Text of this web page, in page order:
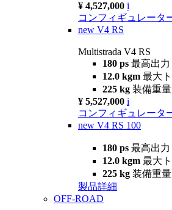
¥ 4,527,000 i
コンフィギュレータ
new V4 RS
Multistrada V4 RS
180 ps 最高出力
12.0 kgm 最大
225 kg 装備重量
¥ 5,527,000 i
コンフィギュレータ
new V4 RS 100
180 ps 最高出力
12.0 kgm 最大
225 kg 装備重量
製品詳細
OFF-ROAD